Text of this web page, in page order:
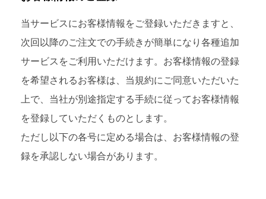
当サービスにお客様情報をご登録いただきますと、
次回以降のご注文での手続きが簡単になり各種追加
サービスをご利用いただけます。お客様情報の登録
を希望されるお客様は、当規約にご同意いただいた
上で、当社が別途指定する手続に従ってお客様情報
を登録していただくものとします。
ただし以下の各号に定める場合は、お客様情報の登
録を承認しない場合があります。